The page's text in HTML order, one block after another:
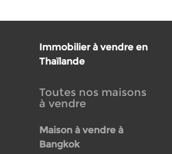
Immobilier à vendre en
Thaïlande
Toutes nos maisons
à vendre
Maison à vendre à
Bangkok